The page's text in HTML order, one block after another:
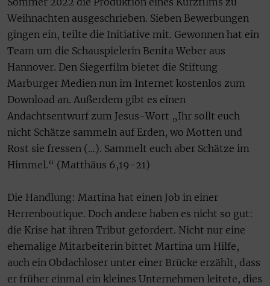
Weihnachten ausgeschrieben. Sieben Bewerbungen
gingen ein, teilte die Initiative mit. Gewonnen hat ein
Team um die Schauspielerin Benita Weber aus
Hannover. Den Siegerfilm bietet die Stiftung
Marburger Medien nun im Internet kostenlos zum
Download an. Außerdem gibt es einen
Andachtsentwurf zum Jesus-Wort „Ihr sollt euch
nicht Schätze sammeln auf Erden, wo Motten und
Rost sie fressen (…). Sammelt euch aber Schätze im
Himmel.“ (Matthäus 6,19-21)
Die Handlung: Martina hat einen Job in einer
Herrenboutique. Doch andere haben es nicht so gut:
die Krise hat ihren Tribut gefordert. Nicht nur eine
ehemalige Mitarbeiterin bittet Martina um Hilfe,
auch ein Obdachloser unter einer Brücke erzählt, dass
er früher einmal ein kleines Unternehmen leitete, dies